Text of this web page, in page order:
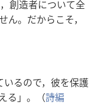
創造者について全
ん。だからこそ，
いるので， 彼を保護
える」。（詩編